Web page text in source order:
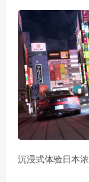
沉浸式体验日本